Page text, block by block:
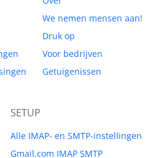
We nemen mensen aan!
Druk op
Voor bedrijven
Getuigenissen
SETUP
Alle IMAP- en SMTP-instellingen
Gmail.com IMAP SMTP